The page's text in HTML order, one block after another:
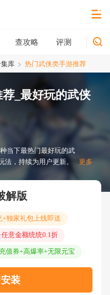
查攻略 评测 新游
库 > 热门武侠类手游推荐
_最好玩的武侠
当下最热门最好玩的武
，持续为用户更新。
更多
解版
+独家礼包上线即送
意金额统统0.1折
值券+高爆率+无限元宝
装